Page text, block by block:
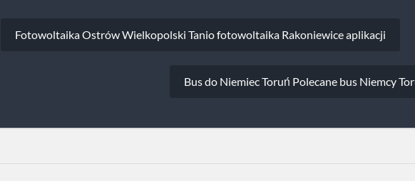
wpisu
Fotowoltaika Ostrów Wielkopolski Tanio fotowoltaika Rakoniewice aplikacji
Bus do Niemiec Toruń Polecane bus Niemcy